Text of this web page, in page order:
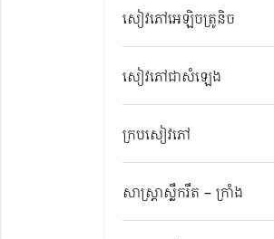
សៀវភៅអេឡិចត្រូនិច
សៀវភៅជាសំឡេង
ក្របសៀវភៅ
សាស្ត្រាស្លឹករឹត – ក្រាំង